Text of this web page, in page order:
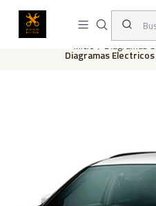
Este es el texto
Inicio Diagramas
Diagramas